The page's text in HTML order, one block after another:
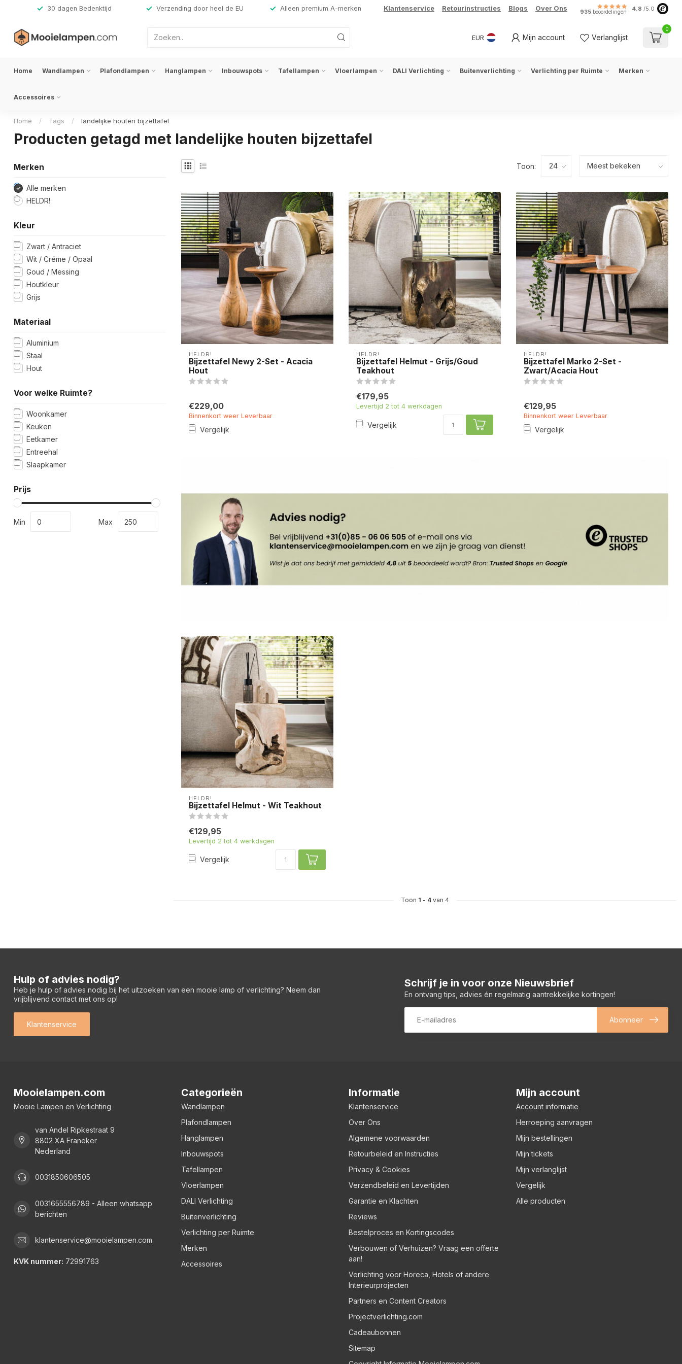
30 dagen Bedenktijd Verzending door heel de EU Alleen premium A-merken Klantenservice Retourinstructies Blogs Over Ons 935 beoordelingen 4.8 /5.0
EUR Mijn account Verlanglijst
0
Home Wandlampen Plafondlampen Hanglampen Inbouwspots Tafellampen Vloerlampen DALI Verlichting Buitenverlichting Verlichting per Ruimte Merken
Accessoires
Home / Tags / landelijke houten bijzettafel
Producten getagd met landelijke houten bijzettafel
Merken
Alle merken
HELDR!
Kleur
Zwart / Antraciet
Wit / Créme / Opaal
Goud / Messing
Houtkleur
Grijs
Materiaal
Aluminium
Staal
Hout
Voor welke Ruimte?
Woonkamer
Keuken
Eetkamer
Entreehal
Slaapkamer
Prijs
Min Max
Toon:
HELDR!
Bijzettafel Newy 2-Set - Acacia
Hout
€229,00
Binnenkort weer Leverbaar
Vergelijk
HELDR!
Bijzettafel Helmut - Grijs/Goud
Teakhout
€179,95
Levertijd 2 tot 4 werkdagen
Vergelijk
HELDR!
Bijzettafel Marko 2-Set -
Zwart/Acacia Hout
€129,95
Binnenkort weer Leverbaar
Vergelijk
HELDR!
Bijzettafel Helmut - Wit Teakhout
€129,95
Levertijd 2 tot 4 werkdagen
Vergelijk
Toon 1 - 4van 4
Hulp of advies nodig?
Heb je hulp of advies nodig bij het uitzoeken van een mooie lamp of verlichting? Neem dan
vrijblijvend contact met ons op!
Klantenservice
Schrijf je in voor onze Nieuwsbrief
En ontvang tips, advies én regelmatig aantrekkelijke kortingen!
Abonneer
Mooielampen.com
Mooie Lampen en Verlichting
van Andel Ripkestraat 9
8802 XA Franeker
Nederland
0031850606505
0031655556789 - Alleen whatsapp
berichten
klantenservice@mooielampen.com
KVK nummer: 72991763
Categorieën
Wandlampen
Plafondlampen
Hanglampen
Inbouwspots
Tafellampen
Vloerlampen
DALI Verlichting
Buitenverlichting
Verlichting per Ruimte
Merken
Accessoires
Informatie
Klantenservice
Over Ons
Algemene voorwaarden
Retourbeleid en Instructies
Privacy & Cookies
Verzendbeleid en Levertijden
Garantie en Klachten
Reviews
Bestelproces en Kortingscodes
Verbouwen of Verhuizen? Vraag een offerte
aan!
Verlichting voor Horeca, Hotels of andere
Interieurprojecten
Partners en Content Creators
Projectverlichting.com
Cadeaubonnen
Sitemap
Mijn account
Account informatie
Herroeping aanvragen
Mijn bestellingen
Mijn tickets
Mijn verlanglijst
Vergelijk
Alle producten